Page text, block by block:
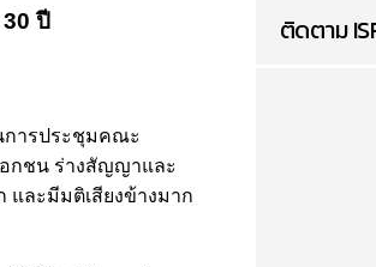
ปี
การประชุมคณะ
กชน ร่างสัญญาและ
ละมีมติเสียงข้างมาก
ติดตาม